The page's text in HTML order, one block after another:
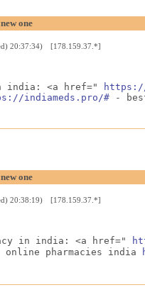
one
20:37:34) [178.159.37.*]
india: <a href="
indiameds.pro/# - best
one
20:38:19) [178.159.37.*]
in india: <a href="
online pharmacies india